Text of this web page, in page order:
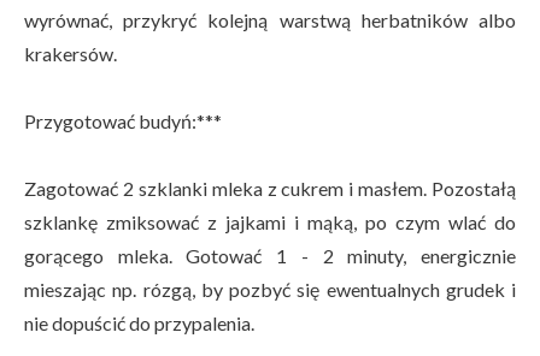
wyrównać, przykryć kolejną warstwą herbatników albo
krakersów.
Przygotować budyń:***
Zagotować 2 szklanki mleka z cukrem i masłem. Pozostałą
szklankę zmiksować z jajkami i mąką, po czym wlać do
gorącego mleka. Gotować 1 - 2 minuty, energicznie
mieszając np. rózgą, by pozbyć się ewentualnych grudek i
nie dopuścić do przypalenia.